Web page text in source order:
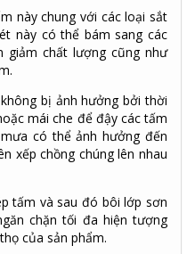
này chung với các loại sắt
này có thể bám sang các
giảm chất lượng cũng như
bị ảnh hưởng bởi thời
mái che để đậy các tấm
có thể ảnh hưởng đến
xếp chồng chúng lên nhau
tấm và sau đó bôi lớp sơn
chặn tối đa hiện tượng
của sản phẩm.